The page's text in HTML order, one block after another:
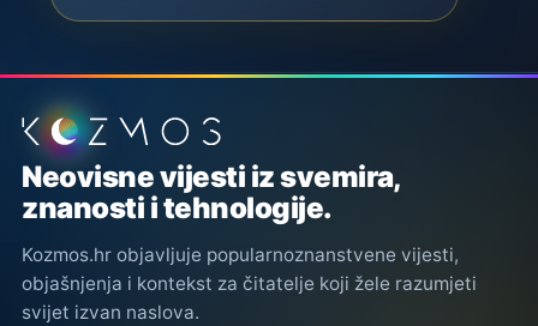
Podnožje stranice
Neovisne vijesti iz svemira,
znanosti i tehnologije.
Kozmos.hr objavljuje popularnoznanstvene vijesti,
objašnjenja i kontekst za čitatelje koji žele razumjeti
svijet izvan naslova.